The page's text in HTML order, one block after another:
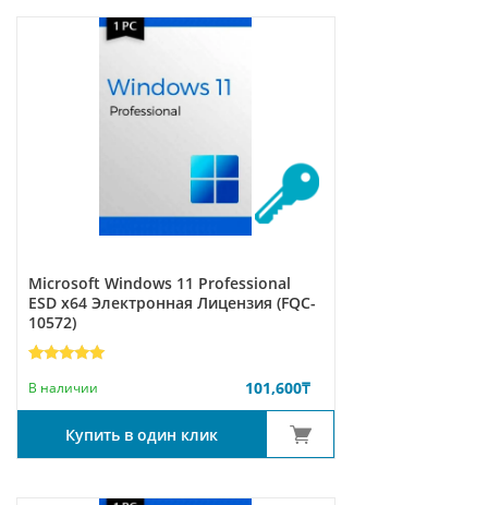
Microsoft Windows 11 Professional
ESD x64 Электронная Лицензия (FQC-
10572)
5.00из 5
опроса
пользователя
В наличии 101,600₸
Купить в один клик